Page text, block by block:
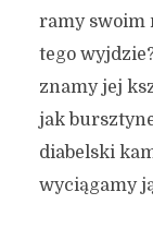
Od
ramy swoim
tego
znamy jej
jak
diabelski
wyciągamy